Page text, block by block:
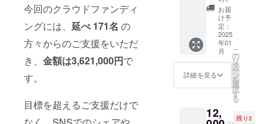
今回のクラウドファンディ
ングには、 延べ 171名 の
方々からのご支援をいただ
き、 金額は3,621,000円で
す。
目標を超えるご支援だけで
で多くの方
にご愛顧い
ただいてお
ります。
今回、私た
ちの新たな
て、この敷
全国対
応可
能） ＆
宿泊割
引券
10%OF
F 発の
試みと
ターン
プラン
節のお
まかせ
ベーグ
ル8個
セット
の定期
便プラ
ン】
★★12
ヶ月(1
ンで
す。
お届
け予
定：
2025
年01
月
詳細を見る
こ
の
リ
タ
ー
ン
を
選
択
す
る
12, 残り2